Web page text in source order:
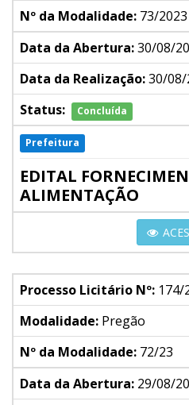
Nº da Modalidade: 73/2023
Data da Abertura:30/08/
Data da Realização:30/08/
Status:
Concluída
Prefeitura
EDITAL
ALIMENTAÇÃO
Processo Licitário Nº: 174/
Modalidade: Pregão
Nº da Modalidade: 72/23
Data da Abertura: 29/08/